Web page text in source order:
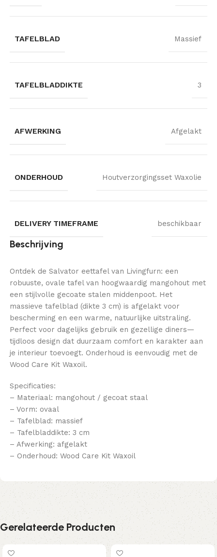
TAFELBLAD Massief
TAFELBLADDIKTE 3
AFWERKING Afgelakt
ONDERHOUD Houtverzorgingsset Waxolie
DELIVERY TIMEFRAME beschikbaar
Beschrijving
Ontdek de Salvator eettafel van Livingfurn: een
robuuste, ovale tafel van hoogwaardig mangohout met
een stijlvolle gecoate stalen middenpoot. Het
massieve tafelblad (dikte 3 cm) is afgelakt voor
bescherming en een warme, natuurlijke uitstraling.
Perfect voor dagelijks gebruik en gezellige diners—
tijdloos design dat duurzaam comfort en karakter aan
je interieur toevoegt. Onderhoud is eenvoudig met de
Wood Care Kit Waxoil.
Specificaties:
– Materiaal: mangohout / gecoat staal
– Vorm: ovaal
– Tafelblad: massief
– Tafelbladdikte: 3 cm
– Afwerking: afgelakt
– Onderhoud: Wood Care Kit Waxoil
Gerelateerde Producten